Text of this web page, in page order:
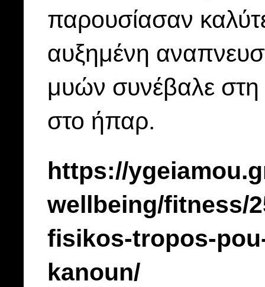
παρουσίασαν
αυξημένη
μυών συνέβαλε στη
στο ήπαρ.
https://
wellbeing/fitness/
fisikos-tropos-
kanoun/